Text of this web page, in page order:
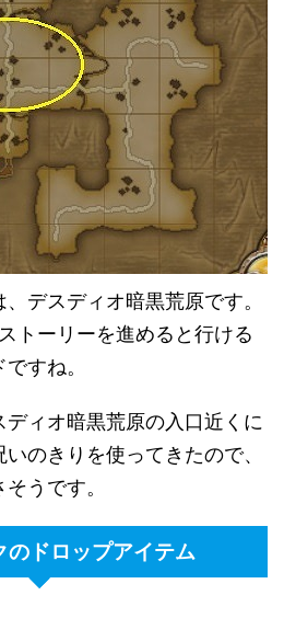
デスディオ暗黒荒原です。
トーリーを進めると行ける
すね。
ィオ暗黒荒原の入口近くに
のきりを使ってきたので、
うです。
のドロップアイテム